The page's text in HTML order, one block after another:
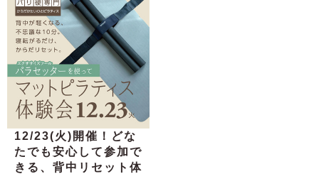
12/23(火)開催！どな
たでも安心して参加で
きる、背中リセット体